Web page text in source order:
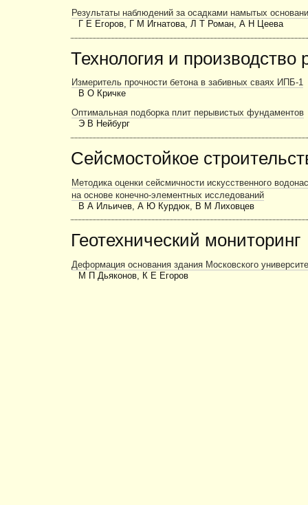
Результаты наблюдений за осадками намытых
Г Е Егоров, Г М Игнатова, Л Т Роман, А Н Цеева
Технология и производство
Измеритель прочности бетона в забивных сваях ИПБ-1
В О Кричке
Оптимальная подборка плит перывистых фундаментов
Э В Нейбург
Сейсмостойкое
Методика оценки сейсмичности искусственного
на основе конечно-элементных исследований
В А Ильичев, А Ю Курдюк, В М Лиховцев
Геотехнический мониторинг
Деформация основания здания Московского
М П Дьяконов, К Е Егоров